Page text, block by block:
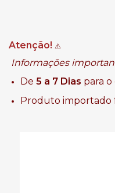
Atenção! ⚠️
Informações
De 5 a 7 Dias para
Produto importado